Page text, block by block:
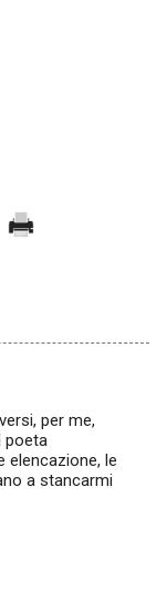
per me,
poeta
elencazione, le
a stancarmi